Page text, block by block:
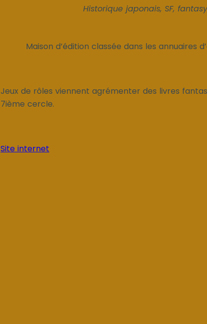
Historique japonais, SF,
Maison d’édition classée dans les annuaires
Jeux de rôles viennent agrémenter des livres
7ième cercle.
Site internet